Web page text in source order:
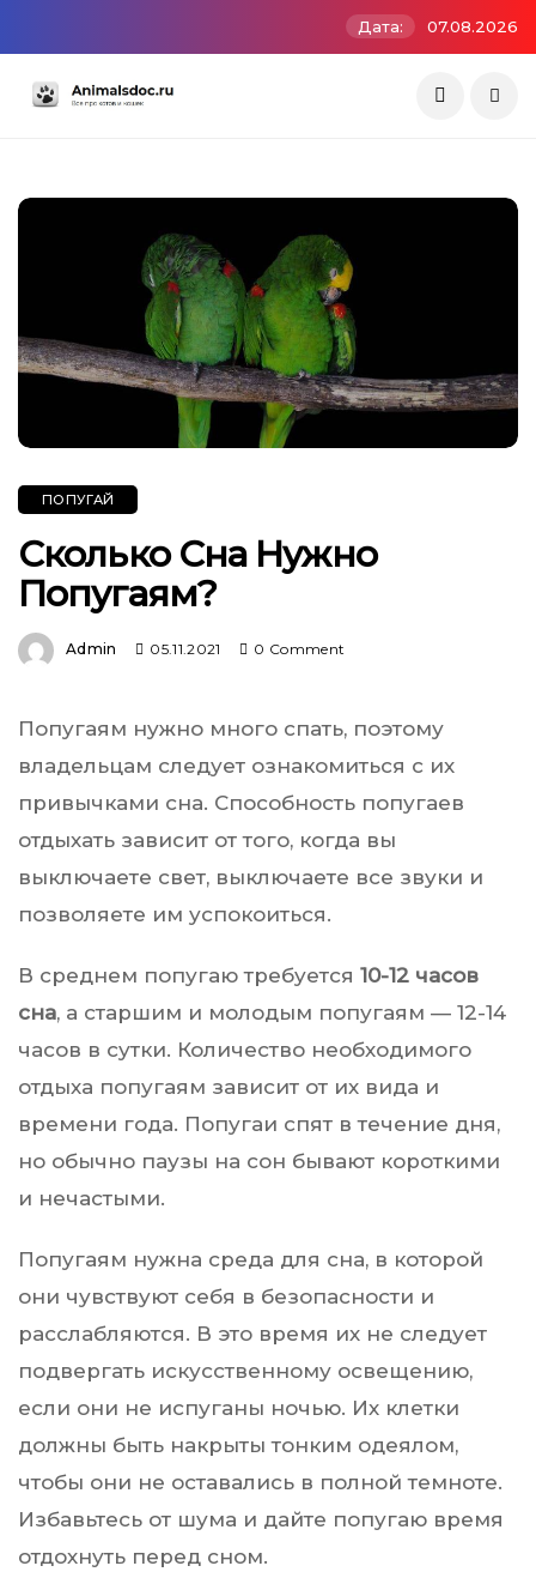
Дата: 07.08.2026
ПОПУГАЙ
Сколько Сна Нужно
Попугаям?
Admin 05.11.2021 0 Comment
Попугаям нужно много спать, поэтому
владельцам следует ознакомиться с их
привычками сна. Способность попугаев
отдыхать зависит от того, когда вы
выключаете свет, выключаете все звуки и
позволяете им успокоиться.
В среднем попугаю требуется 10-12 часов
сна, а старшим и молодым попугаям — 12-14
часов в сутки. Количество необходимого
отдыха попугаям зависит от их вида и
времени года. Попугаи спят в течение дня,
но обычно паузы на сон бывают короткими
и нечастыми.
Попугаям нужна среда для сна, в которой
они чувствуют себя в безопасности и
расслабляются. В это время их не следует
подвергать искусственному освещению,
если они не испуганы ночью. Их клетки
должны быть накрыты тонким одеялом,
чтобы они не оставались в полной темноте.
Избавьтесь от шума и дайте попугаю время
отдохнуть перед сном.